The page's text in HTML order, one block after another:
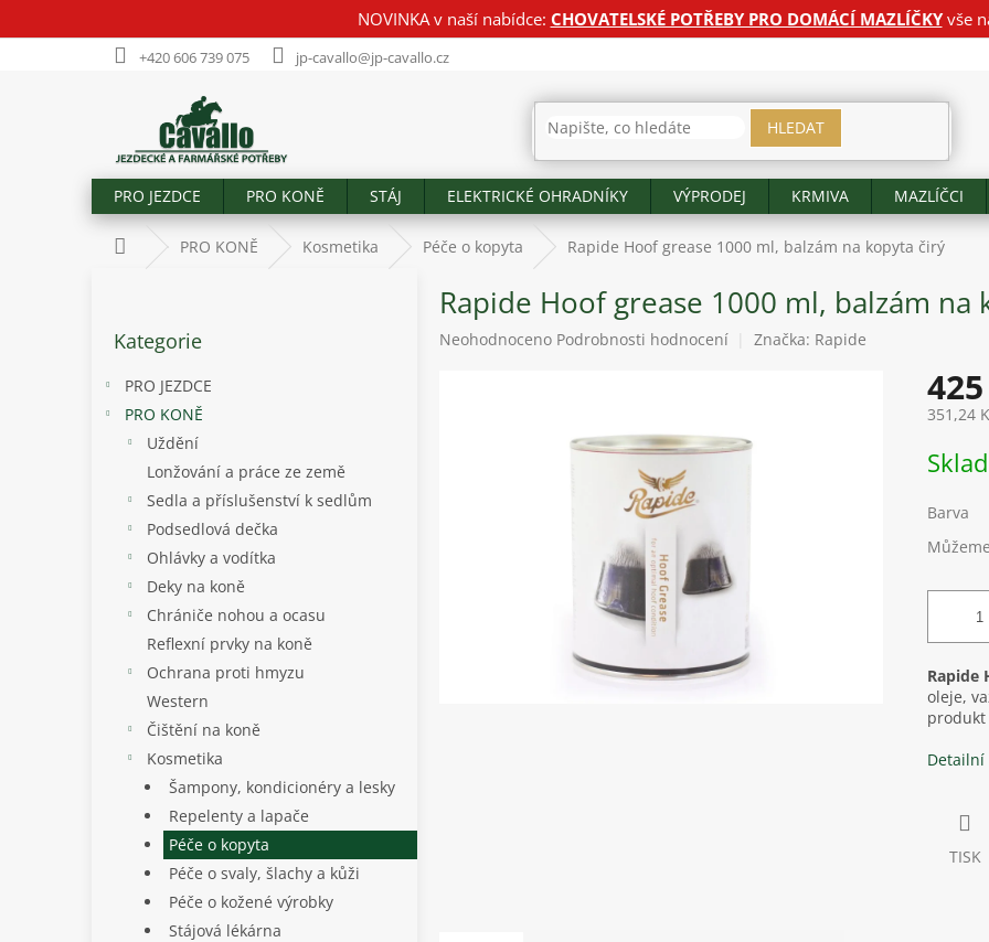
NOVINKA v naší nabídce: CHOVATELSKÉ POTŘEBY PRO DOMÁCÍ MAZLÍČKYvše
+420 606 739 075 jp-cavallo@jp-cavallo.cz
HLEDAT
PRO JEZDCE PRO KONĚ STÁJ ELEKTRICKÉ OHRADNÍKY VÝPRODEJ KRMIVA MAZLÍČCI
Domů PRO KONĚ Kosmetika Péče o kopyta Rapide Hoof grease 1000 ml, balzám na kopyta čirý
kategorie
Kategorie
PRO JEZDCE
PRO KONĚ
Uždění
Lonžování a práce ze země
Sedla a příslušenství k sedlům
Podsedlová dečka
Ohlávky a vodítka
Deky na koně
Chrániče nohou a ocasu
Reflexní prvky na koně
Ochrana proti hmyzu
Western
Čištění na koně
Kosmetika
Šampony, kondicionéry a lesky
Repelenty a lapače
Péče o kopyta
Péče o svaly, šlachy a kůži
Péče o kožené výrobky
Stájová lékárna
Rapide Hoof grease 1000 ml, balzám na
Průměrné
Neohodnoceno Podrobnosti hodnocení Značka: Rapide
351,24
cena:
Barva
Rapide
oleje,
TISK